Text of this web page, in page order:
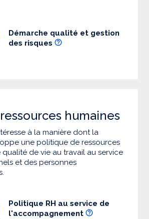
Démarche qualité et gestion
des risques
humaines
à la manière dont la
une politique de ressources
qualité de vie au travail au service
et des personnes
Politique RH au service de
l'accompagnement